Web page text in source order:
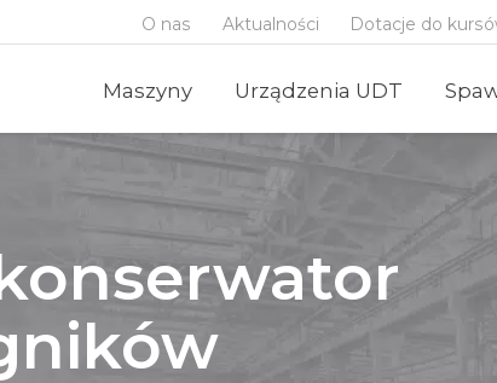
O nas Aktualności Dotacje do
Maszyny Urządzenia UDT